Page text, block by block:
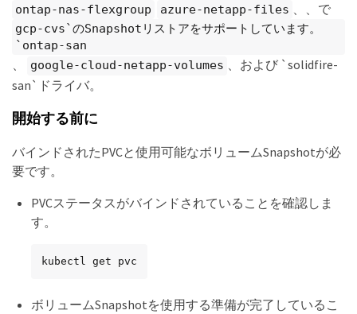
ontap-nas-flexgroup azure-netapp-files 、、で
gcp-cvs`のSnapshotリストアをサポートしています。
`ontap-san
、 google-cloud-netapp-volumes 、および `solidfire-
san`ドライバ。
開始する前に
バインドされたPVCと使用可能なボリュームSnapshotが必
要です。
PVCステータスがバインドされていることを確認しま
す。
kubectl get pvc
ボリュームSnapshotを使用する準備が完了しているこ